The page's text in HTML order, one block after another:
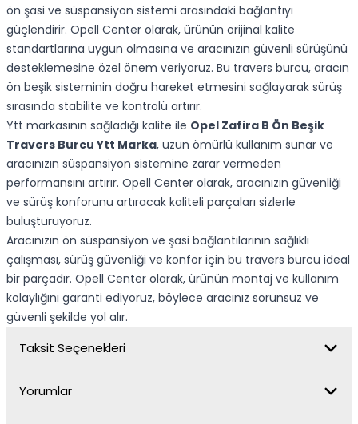
ön şasi ve süspansiyon sistemi arasındaki bağlantıyı
güçlendirir. Opell Center olarak, ürünün orijinal kalite
standartlarına uygun olmasına ve aracınızın güvenli sürüşünü
desteklemesine özel önem veriyoruz. Bu travers burcu, aracın
ön beşik sisteminin doğru hareket etmesini sağlayarak sürüş
sırasında stabilite ve kontrolü artırır.
Ytt markasının sağladığı kalite ile Opel Zafira B Ön Beşik
Travers Burcu Ytt Marka, uzun ömürlü kullanım sunar ve
aracınızın süspansiyon sistemine zarar vermeden
performansını artırır. Opell Center olarak, aracınızın güvenliği
ve sürüş konforunu artıracak kaliteli parçaları sizlerle
buluşturuyoruz.
Aracınızın ön süspansiyon ve şasi bağlantılarının sağlıklı
çalışması, sürüş güvenliği ve konfor için bu travers burcu ideal
bir parçadır. Opell Center olarak, ürünün montaj ve kullanım
kolaylığını garanti ediyoruz, böylece aracınız sorunsuz ve
güvenli şekilde yol alır.
Taksit Seçenekleri
Yorumlar